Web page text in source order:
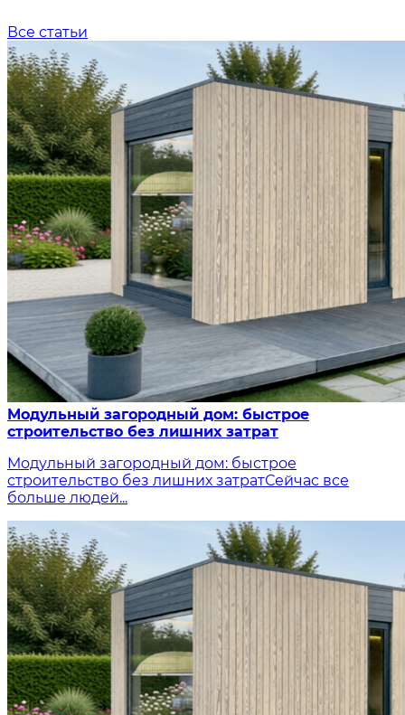
Все статьи
Модульный загородный дом: быстрое
строительство без лишних затрат
Модульный загородный дом: быстрое
строительство без лишних затратСейчас все
больше людей...